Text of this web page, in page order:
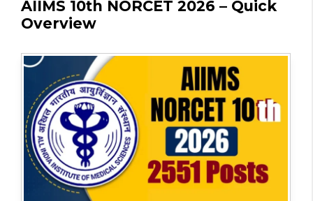
AIIMS 10th NORCET 2026 – Quick
Overview